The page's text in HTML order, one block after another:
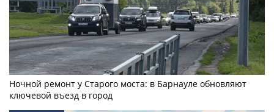
Ночной ремонт у Старого моста: в Барнауле обновляют
ключевой въезд в город